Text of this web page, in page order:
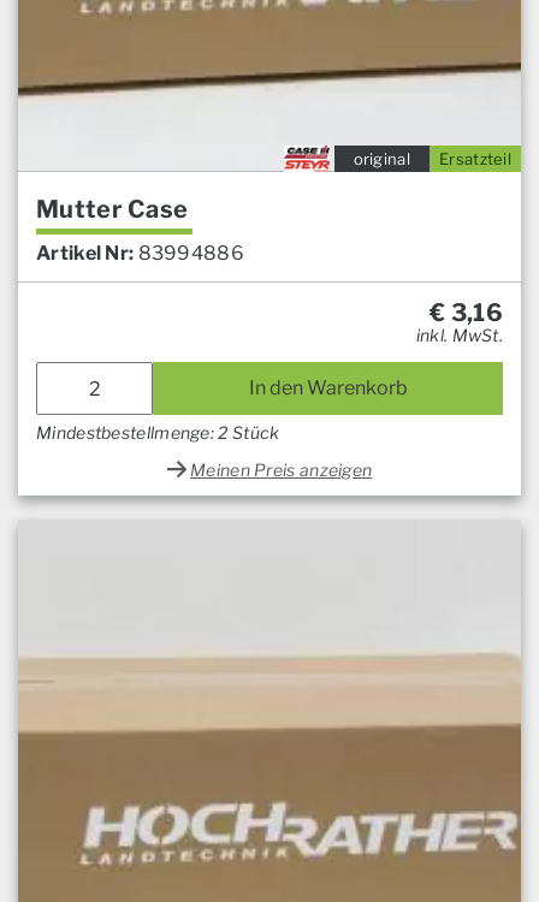
Ersatzteil
original
Mutter Case
Artikel Nr: 83994886
€ 3,16
inkl. MwSt.
In den Warenkorb
Mindestbestellmenge: 2 Stück
Meinen Preis anzeigen